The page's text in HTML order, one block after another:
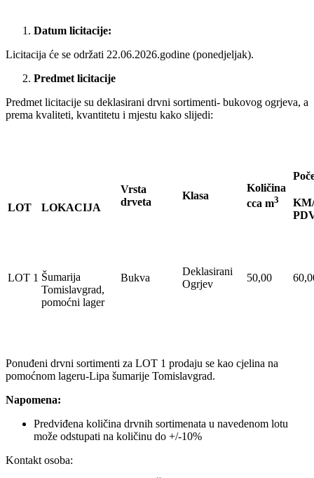
Datum licitacije:
Licitacija će se održati 22.06.2026.godine (ponedjeljak).
Predmet licitacije
Predmet licitacije su deklasirani drvni sortimenti- bukovog ogrjeva, a
prema kvaliteti, kvantitetu i mjestu kako slijedi:
LOT LOKACIJA
Vrsta
drveta
Klasa
Količina
cca m3
LOT 1 Šumarija
Tomislavgrad,
pomoćni lager
Bukva
Deklasirani
Ogrjev
50,00
Ponuđeni drvni sortimenti za LOT 1 prodaju se kao cjelina na
pomoćnom lageru-Lipa šumarije Tomislavgrad.
Napomena:
Predviđena količina drvnih sortimenata u navedenom lotu
može odstupati na količinu do +/-10%
Kontakt osoba: